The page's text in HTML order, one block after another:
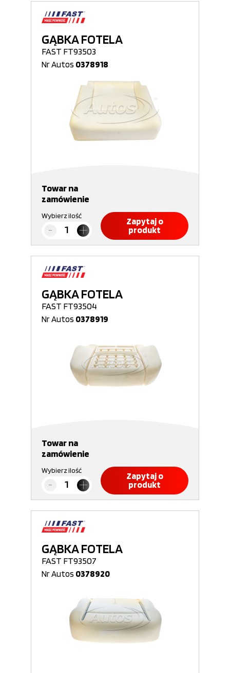
GĄBKA FOTELA
FAST FT93503
Nr Autos 0378918
Towar na
zamówienie
Wybierz ilość
Zapytaj o
produkt
GĄBKA FOTELA
FAST FT93504
Nr Autos 0378919
Towar na
zamówienie
Wybierz ilość
Zapytaj o
produkt
GĄBKA FOTELA
FAST FT93507
Nr Autos 0378920